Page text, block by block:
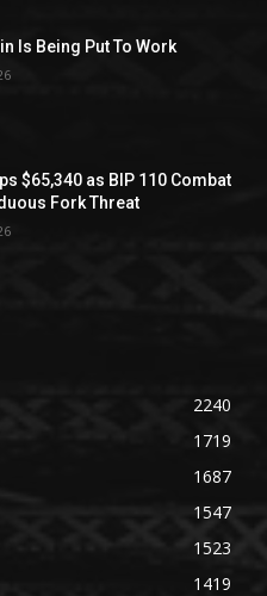
Is Being Put To Work
$65,340 as BIP 110 Combat
Fork Threat
2240
1719
1687
1547
1523
1419